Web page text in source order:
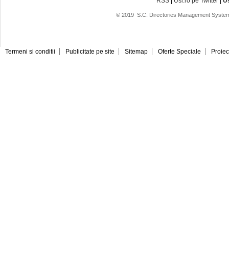
© 2019 S.C. Directories Management
Termeni si conditii Publicitate pe site Sitemap Oferte Speciale